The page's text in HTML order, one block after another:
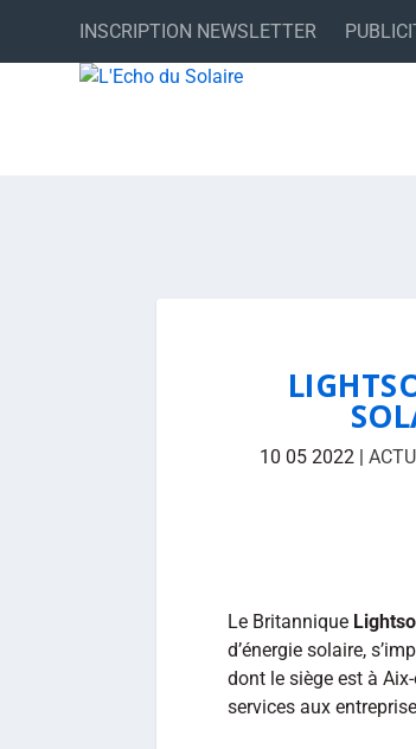
INSCRIPTION NEWSLETTER
10 05 2022| ACTU
Le Britannique
d’énergie solaire,
dont le siège est à
services aux